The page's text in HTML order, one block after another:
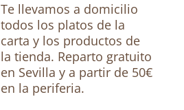
Te llevamos a domicilio
todos los platos de la
carta y los productos de
la tienda. Reparto gratuito
en Sevilla y a partir de 50€
en la periferia.